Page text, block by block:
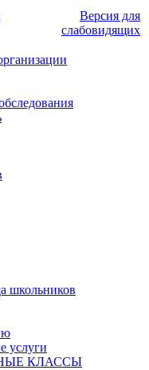
Версия для
слабовидящих
школьников
услуги
КЛАССЫ